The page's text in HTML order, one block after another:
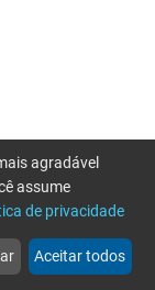
more_horiz
Mais
agradável
assume
de privacidade
Aceitar todos